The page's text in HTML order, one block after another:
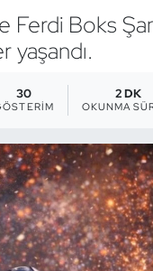
Ferdi Boks
30 2 DK
OKUNMA